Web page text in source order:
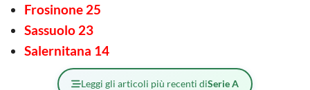
Frosinone 25
Sassuolo 23
Salernitana 14
Leggi gli articoli più recenti diSerie A